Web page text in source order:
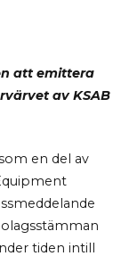
att emittera
av KSAB
en del av
tiden intill